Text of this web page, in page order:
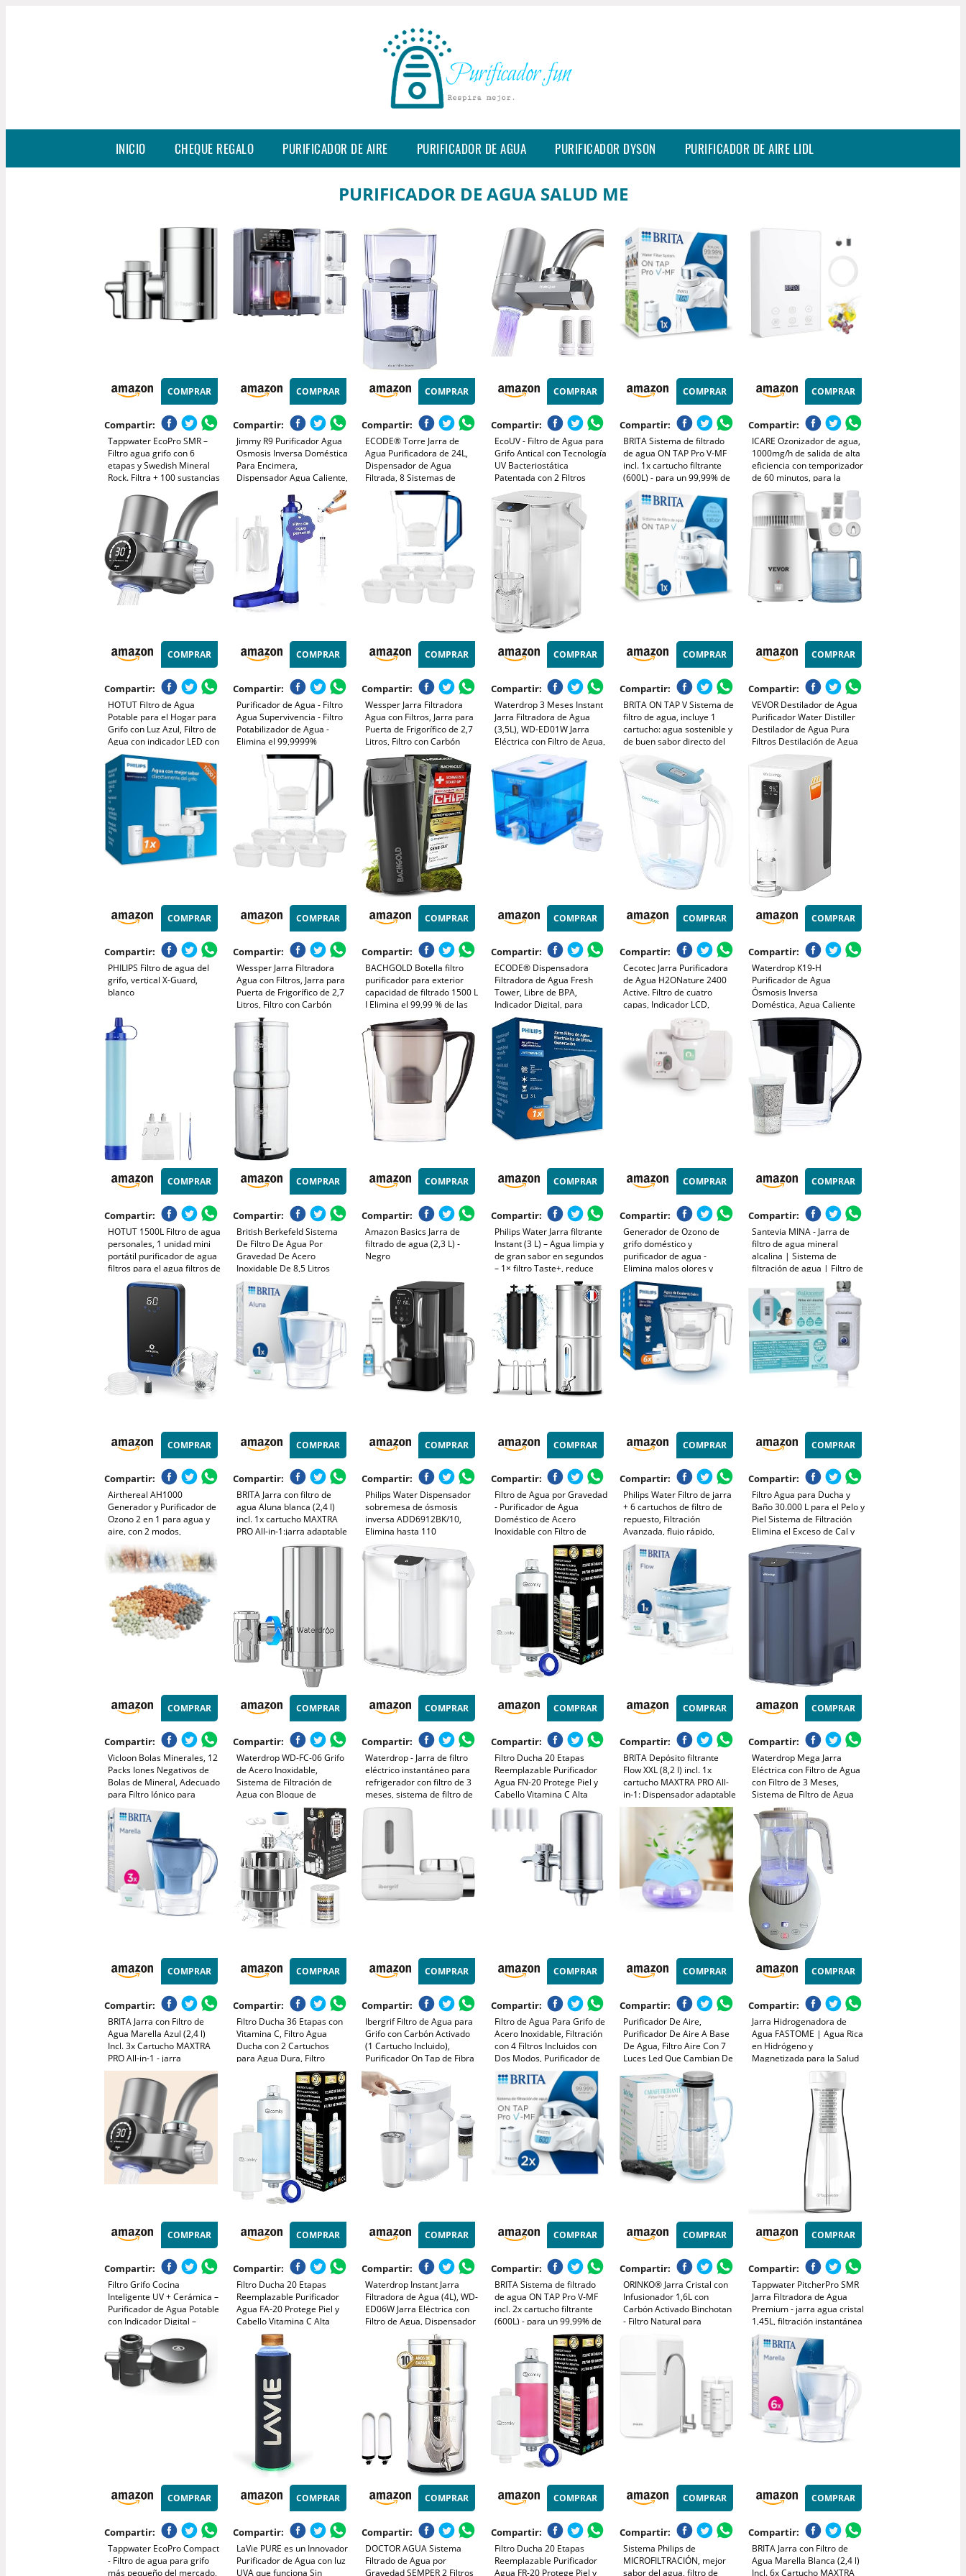
INICIO CHEQUE REGALO PURIFICADOR DE AIRE PURIFICADOR DE AGUA PURIFICADOR DYSON PURIFICADOR DE AIRE LIDL
PURIFICADOR DE AGUA SALUD ME
COMPRAR
Compartir:
Tappwater EcoPro SMR –
Filtro agua grifo con 6
etapas y Swedish Mineral
Rock. Filtra + 100 sustancias
esenciales para agua pura y
saludable. Purificador agua
con tecnología exclusiva
COMPRAR
Compartir:
Jimmy R9 Purificador Agua
Osmosis Inversa Doméstica
Para Encimera,
Dispensador Agua Caliente,
Calentamiento 3S, 7
Temperaturas, Monitor TDS
COMPRAR
Compartir:
ECODE® Torre Jarra de
Agua Purificadora de 24L,
Dispensador de Agua
Filtrada, 8 Sistemas de
Filtrado, Filtro Cerámico,
Carbon, Piedras Naturales,
Jarra Purificadora, Aqua
Filter Tower
COMPRAR
Compartir:
EcoUV - Filtro de Agua para
Grifo Antical con Tecnología
UV Bacteriostática
Patentada con 2 Filtros
Antical y Fibra de Carbono -
Elimina Cal, Cloro, Bacterias
COMPRAR
Compartir:
BRITA Sistema de filtrado
de agua ON TAP Pro V-MF
incl. 1x cartucho filtrante
(600L) - para un 99,99% de
agua libre de bacterias,
reduciendo PFAS, incl.
cuenta atrás digital LCD de
capacidad
COMPRAR
Compartir:
ICARE Ozonizador de agua,
1000mg/h de salida de alta
eficiencia con temporizador
de 60 minutos, para la
purificación de frutas,
verduras, carne, mariscos,
vajilla y botellas
COMPRAR
Compartir:
HOTUT Filtro de Agua
Potable para el Hogar para
Grifo con Luz Azul, Filtro de
Agua con indicador LED con
1 Cartuchos de Fibra de
Carbono, Elimina el Cloro
COMPRAR
Compartir:
Purificador de Agua - Filtro
Agua Supervivencia - Filtro
Potabilizador de Agua -
Elimina el 99,9999%
Bacterias y Virus -
Potabilizador de Agua -
Ligero y Compacto para
Acampada y Senderismo.
COMPRAR
Compartir:
Wessper Jarra Filtradora
Agua con Filtros, Jarra para
Puerta de Frigorífico de 2,7
Litros, Filtro con Carbón
Activo y Resina de
Intercambio Iónico, Jarra y
Juego de 6 Cartuchos - Azul
COMPRAR
Compartir:
Waterdrop 3 Meses Instant
Jarra Filtradora de Agua
(3,5L), WD-ED01W Jarra
Eléctrica con Filtro de Agua,
Reducir 35+ Sustancias,
Dispensador Filtro de Agua,
Preserva Minerales, Blanco
(Filtro: WD-EDF)
COMPRAR
Compartir:
BRITA ON TAP V Sistema de
filtro de agua, incluye 1
cartucho: agua sostenible y
de buen sabor directo del
micropartículas, PFAS,
metales y sustancias que
afectan el sabor.
COMPRAR
Compartir:
VEVOR Destilador de Agua
Purificador Water Distiller
Destilador de Agua Pura
Filtros Destilación de Agua
4L de Acero Inoxidable
Interno con Botella de
colección
COMPRAR
Compartir:
PHILIPS Filtro de agua del
grifo, vertical X-Guard,
blanco
COMPRAR
Compartir:
Wessper Jarra Filtradora
Agua con Filtros, Jarra para
Puerta de Frigorífico de 2,7
Litros, Filtro con Carbón
Activo y Resina de
Intercambio Iónico, Jarra y
Juego de 6 Cartuchos -
Negro
COMPRAR
Compartir:
BACHGOLD Botella filtro
purificador para exterior
capacidad de filtrado 1500 L
I Elimina el 99,99 % de las
bacterias y filtra
microplásticos,partículas y
cloro I Para situaciones
críticas, Negro 800ml
COMPRAR
Compartir:
ECODE® Dispensadora
Filtradora de Agua Fresh
Tower, Libre de BPA,
Indicador Digital, para
Nevera, Incluye Filtro
purificador Compatible,
Capacidad de 9.5L, Larga
Duración - Water Filter jug
COMPRAR
Compartir:
Cecotec Jarra Purificadora
de Agua H2ONature 2400
Active. Filtro de cuatro
capas, Indicador LCD,
Capacidad máxima 2,4 L sin
filtro, Tapa Extraíble, Incluye
3 Filtros
COMPRAR
Compartir:
Waterdrop K19-H
Purificador de Agua
Ósmosis Inversa
Doméstica, Agua Caliente
Dispensador, Agua a
Temperatura Ambiente y
Agua Caliente Entre 45°C y
95°C
COMPRAR
Compartir:
HOTUT 1500L Filtro de agua
personales, 1 unidad mini
portátil purificador de agua
filtros para el agua filtros de
agua de camping, filtro de
agua de exterior para
emergencias elimina el
COMPRAR
Compartir:
British Berkefeld Sistema
De Filtro De Agua Por
Gravedad De Acero
Inoxidable De 8,5 Litros
|Incl. 2 cartuchos Ultra
Sterasyl |Agua limpia con
un sabor excelente |No
requiere electricidad ni
fontanería
COMPRAR
Compartir:
Amazon Basics Jarra de
filtrado de agua (2,3 L) -
Negro
COMPRAR
Compartir:
Philips Water Jarra filtrante
Instant (3 L) – Agua limpia y
de gran sabor en segundos
– 1× filtro Taste+, reduce
cloro y plomo, preserva
minerales
COMPRAR
Compartir:
Generador de Ozono de
grifo doméstico y
purificador de agua -
Elimina malos olores y
previene intoxicaciones
alimentarias - Producción
de ozono de 70 mg/h -
Ozono Hogar.
COMPRAR
Compartir:
Santevia MINA - Jarra de
filtro de agua mineral
alcalina | Sistema de
filtración de agua | Filtro de
purificadora de agua | Jarra
de filtración de agua para el
hogar | Filtro de
COMPRAR
Compartir:
Airthereal AH1000
Generador y Purificador de
Ozono 2 en 1 para agua y
aire, con 2 modos,
de iones negativos – limpia
agua, aire, paños, frutas y
COMPRAR
Compartir:
BRITA Jarra con filtro de
agua Aluna blanca (2,4 l)
incl. 1x cartucho MAXTRA
PRO All-in-1:jarra adaptable
al frigorífico con LTI digital
COMPRAR
Compartir:
Philips Water Dispensador
sobremesa de ósmosis
inversa ADD6912BK/10,
Elimina hasta 110
sustancias, Agua fría,
Caliente y a Temperatura
Ambiente, Vida útil del Filtro
COMPRAR
Compartir:
Filtro de Agua por Gravedad
- Purificador de Agua
Doméstico de Acero
Inoxidable con Filtro de
Carbón Activo - Sistema de
Filtración para Agua Potable
Pura - Ideal para Hogar y
Camping
COMPRAR
Compartir:
Philips Water Filtro de jarra
+ 6 cartuchos de filtro de
repuesto, Filtración
Avanzada, flujo rápido,
temporizador electrónico,
filtra CLORO, CAL, metales
pesados y
MICROPLÁSTICOS,
capacidad 2,6 L
COMPRAR
Compartir:
Filtro Agua para Ducha y
Baño 30.000 L para el Pelo y
Piel Sistema de Filtración
Elimina el Exceso de Cal y
Cloro Libre De Sulfito
Cálcico E226 Shower Head
Filter ALKANATUR
COMPRAR
Compartir:
Vicloon Bolas Minerales, 12
Packs Iones Negativos de
Bolas de Mineral, Adecuado
para Filtro Iónico para
Cabezal de Ducha, Purifica
el Agua de la Ducha que
Rejuvenece la Piel y el
Cabello
COMPRAR
Compartir:
Waterdrop WD-FC-06 Grifo
de Acero Inoxidable,
Sistema de Filtración de
Agua con Bloque de
Carbón, Elimina el Cloro, los
Metales Pesados y el Mal
Sabor (1 Filtro Incluido)
COMPRAR
Compartir:
Waterdrop - Jarra de filtro
eléctrico instantáneo para
refrigerador con filtro de 3
meses, sistema de filtro de
agua de encimera, reduce
el cloro, plomo, mercurio,
reduce las PFAS, 757 litros,
COMPRAR
Compartir:
Filtro Ducha 20 Etapas
Reemplazable Purificador
Agua FN-20 Protege Piel y
Cabello Vitamina C Alta
Presión Ablanda Agua
Reduce Cloro y Metales
Alivia Picores
COMPRAR
Compartir:
BRITA Depósito filtrante
Flow XXL (8,2 l) incl. 1x
cartucho MAXTRA PRO All-
in-1: Dispensador adaptable
al frigorífico para familias y
oficinas, que reduce cloro,
cal e impurezas.
COMPRAR
Compartir:
Waterdrop Mega Jarra
Eléctrica con Filtro de Agua
con Filtro de 3 Meses,
Sistema de Filtro de Agua
para Encimera de 6L,
Reduce Cloro, Plomo,
Mercurio, Reduce PFAS,
PFOA/PFOS, 757 Litros, Azul
COMPRAR
Compartir:
BRITA Jarra con Filtro de
Agua Marella Azul (2,4 l)
Incl. 3x Cartucho MAXTRA
PRO All-in-1 - jarra
adaptable al frigorífico con
LTI digital y tapa abatible
que reduce cloro, cal e
impurezas.
COMPRAR
Compartir:
Filtro Ducha 36 Etapas con
Vitamina C, Filtro Agua
Ducha con 2 Cartuchos
para Agua Dura, Filtro
Ducha Antical, Elimina Los
Metales Pesados y Cloro,
Shower Filter, Mejora la Piel
COMPRAR
Compartir:
Ibergrif Filtro de Agua para
Grifo con Carbón Activado
(1 Cartucho Incluido),
Purificador On Tap de Fibra
que Reduce Cloro, PFAS,
Sedimentos y Mal Sabor,
Fácil Instalación, Blanco,
M91007
COMPRAR
Compartir:
Filtro de Agua Para Grifo de
Acero Inoxidable, Filtración
con 4 Filtros Incluidos con
Dos Modos, Purificador de
Agua Reduce el Cloro
COMPRAR
Compartir:
Purificador De Aire,
Purificador De Aire A Base
De Agua, Filtro Aire Con 7
Luces Led Que Cambian De
Color, Purificador De Aire
Lavado Con Agua, Air
Purifier Para Salones,
Oficinas
COMPRAR
Compartir:
Jarra Hidrogenadora de
Agua FASTOME | Agua Rica
en Hidrógeno y
Magnetizada para la Salud
| Tecnología Avanzada con
Filtro Magnético
Mineralizador | Capacidad
2L – 1,6L Útiles | BPA Free |
COMPRAR
Compartir:
Filtro Grifo Cocina
Inteligente UV + Cerámica –
Purificador de Agua Potable
con Indicador Digital –
Elimina Cloro, Bacterias y
Metales Pesados –
Compatible Universal
COMPRAR
Compartir:
Filtro Ducha 20 Etapas
Reemplazable Purificador
Agua FA-20 Protege Piel y
Cabello Vitamina C Alta
Presión Ablanda Agua
Reduce Cloro y Metales
Alivia Picores
COMPRAR
Compartir:
Waterdrop Instant Jarra
Filtradora de Agua (4L), WD-
ED06W Jarra Eléctrica con
Filtro de Agua, Dispensador
Filtro de Agua, Reducir 20+
Sustancias, Preserva
Minerales (Filtro: WD-EWFS)
COMPRAR
Compartir:
BRITA Sistema de filtrado
de agua ON TAP Pro V-MF
incl. 2x cartucho filtrante
(600L) - para un 99,99% de
agua libre de bacterias,
reduciendo PFAS, incl.
cuenta atrás digital LCD de
capacidad
COMPRAR
Compartir:
ORINKO® Jarra Cristal con
Infusionador 1,6L con
Carbón Activado Binchotan
- Filtro Natural para
Bebidas Saludables -
Diseño Elegante y
COMPRAR
Compartir:
Tappwater PitcherPro SMR
Jarra Filtradora de Agua
Premium - jarra agua cristal
1,45L, filtración instantánea
y con minerales esenciales
añadidos, Elimina Cal y +60
Sustancias, Diseño Elegante
COMPRAR
Compartir:
Tappwater EcoPro Compact
- Filtro de agua para grifo
más pequeño del mercado,
COMPRAR
Compartir:
LaVie PURE es un Innovador
Purificador de Agua con luz
UVA que funciona Sin
COMPRAR
Compartir:
DOCTOR AGUA Sistema
Filtrado de Agua por
Gravedad SEMPER 2 Filtros
COMPRAR
Compartir:
Filtro Ducha 20 Etapas
Reemplazable Purificador
Agua FR-20 Protege Piel y
COMPRAR
Compartir:
Sistema Philips de
MICROFILTRACIÓN, mejor
sabor del agua, filtro de
COMPRAR
Compartir:
BRITA Jarra con Filtro de
Agua Marella Blanca (2,4 l)
Incl. 6x Cartucho MAXTRA